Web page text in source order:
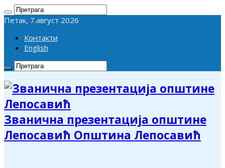
Петак, 7.август 2026
Контакти
English
Званична презентација општине
Лепосавић Општина Лепосавић